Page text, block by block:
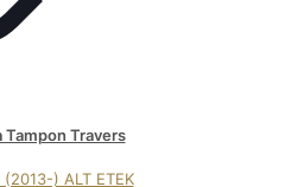
Tampon Travers